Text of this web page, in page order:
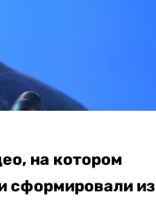
на котором
сформировали из